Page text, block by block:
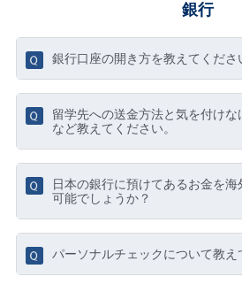
銀行
銀行口座の開き方を教えてくださ
留学先への送金方法と気を付けな
など教えてください。
日本の銀行に預けてあるお金を
可能でしょうか？
パーソナルチェックについて教え